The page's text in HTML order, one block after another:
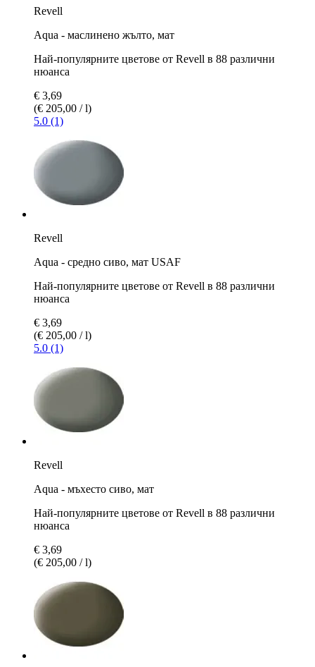
Revell
Aqua - маслинено жълто, мат
Най-популярните цветове от Revell в 88 различни
нюанса
€ 3,69
(€ 205,00 / l)
5.0 (1)
Revell
Aqua - средно сивo, мат USAF
Най-популярните цветове от Revell в 88 различни
нюанса
€ 3,69
(€ 205,00 / l)
5.0 (1)
Revell
Aqua - мъхесто сиво, мат
Най-популярните цветове от Revell в 88 различни
нюанса
€ 3,69
(€ 205,00 / l)